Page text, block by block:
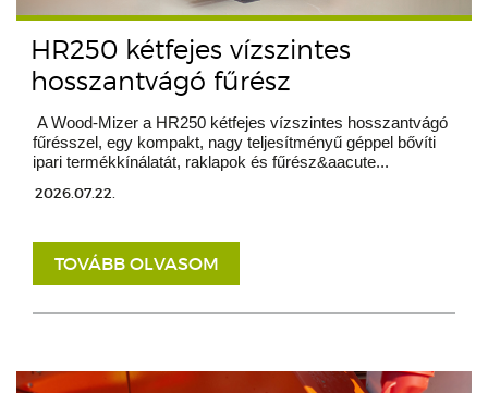
HR250 kétfejes vízszintes
hosszantvágó fűrész
A Wood-Mizer a HR250 kétfejes vízszintes hosszantvágó
fűrésszel, egy kompakt, nagy teljesítményű géppel bővíti
ipari termékkínálatát, raklapok és fűrész&aacute...
2026.07.22.
TOVÁBB OLVASOM